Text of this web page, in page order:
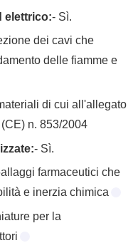
elettrico:- Sì.
dei cavi che
delle fiamme e
di cui all'allegato
(CE) n. 853/2004
- Sì.
farmaceutici che
e inerzia chimica
per la